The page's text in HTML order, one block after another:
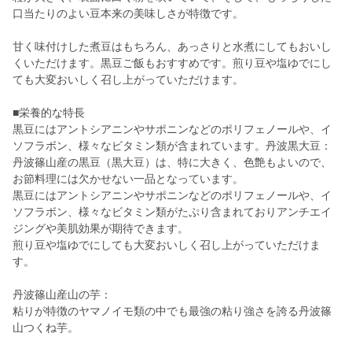
口当たりのよい豆本来の美味しさが特徴です。
甘く味付けした煮豆はもちろん、あっさりと水煮にしてもおいし
くいただけます。黒豆ご飯もおすすめです。煎り豆や塩ゆでにし
ても大変おいしく召し上がっていただけます。
■栄養的な特長
黒豆にはアントシアニンやサポニンなどのポリフェノールや、イ
ソフラボン、様々なビタミン類が含まれています。丹波黒大豆：
丹波篠山産の黒豆（黒大豆）は、特に大きく、色艶もよいので、
お節料理には欠かせない一品となっています。
黒豆にはアントシアニンやサポニンなどのポリフェノールや、イ
ソフラボン、様々なビタミン類がたぷり含まれておりアンチエイ
ジングや美肌効果が期待できます。
煎り豆や塩ゆでにしても大変おいしく召し上がっていただけま
す。
丹波篠山産山の芋：
粘りが特徴のヤマノイモ類の中でも最強の粘り強さを誇る丹波篠
山つくね芋。